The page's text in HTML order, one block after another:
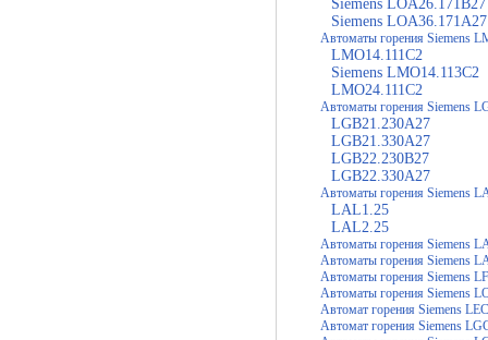
Siemens LOA26.171B27
Siemens LOA36.171A27
Автоматы горения Siemens
LMO14.111C2
Siemens LMO14.113C2
LMO24.111C2
Автоматы горения Siemens
LGB21.230A27
LGB21.330A27
LGB22.230B27
LGB22.330A27
Автоматы горения Siemens
LAL1.25
LAL2.25
Автоматы горения Siemens
Автоматы горения Siemens
Автоматы горения Siemens
Автоматы горения Siemens
Автомат горения Siemens
Автомат горения Siemens